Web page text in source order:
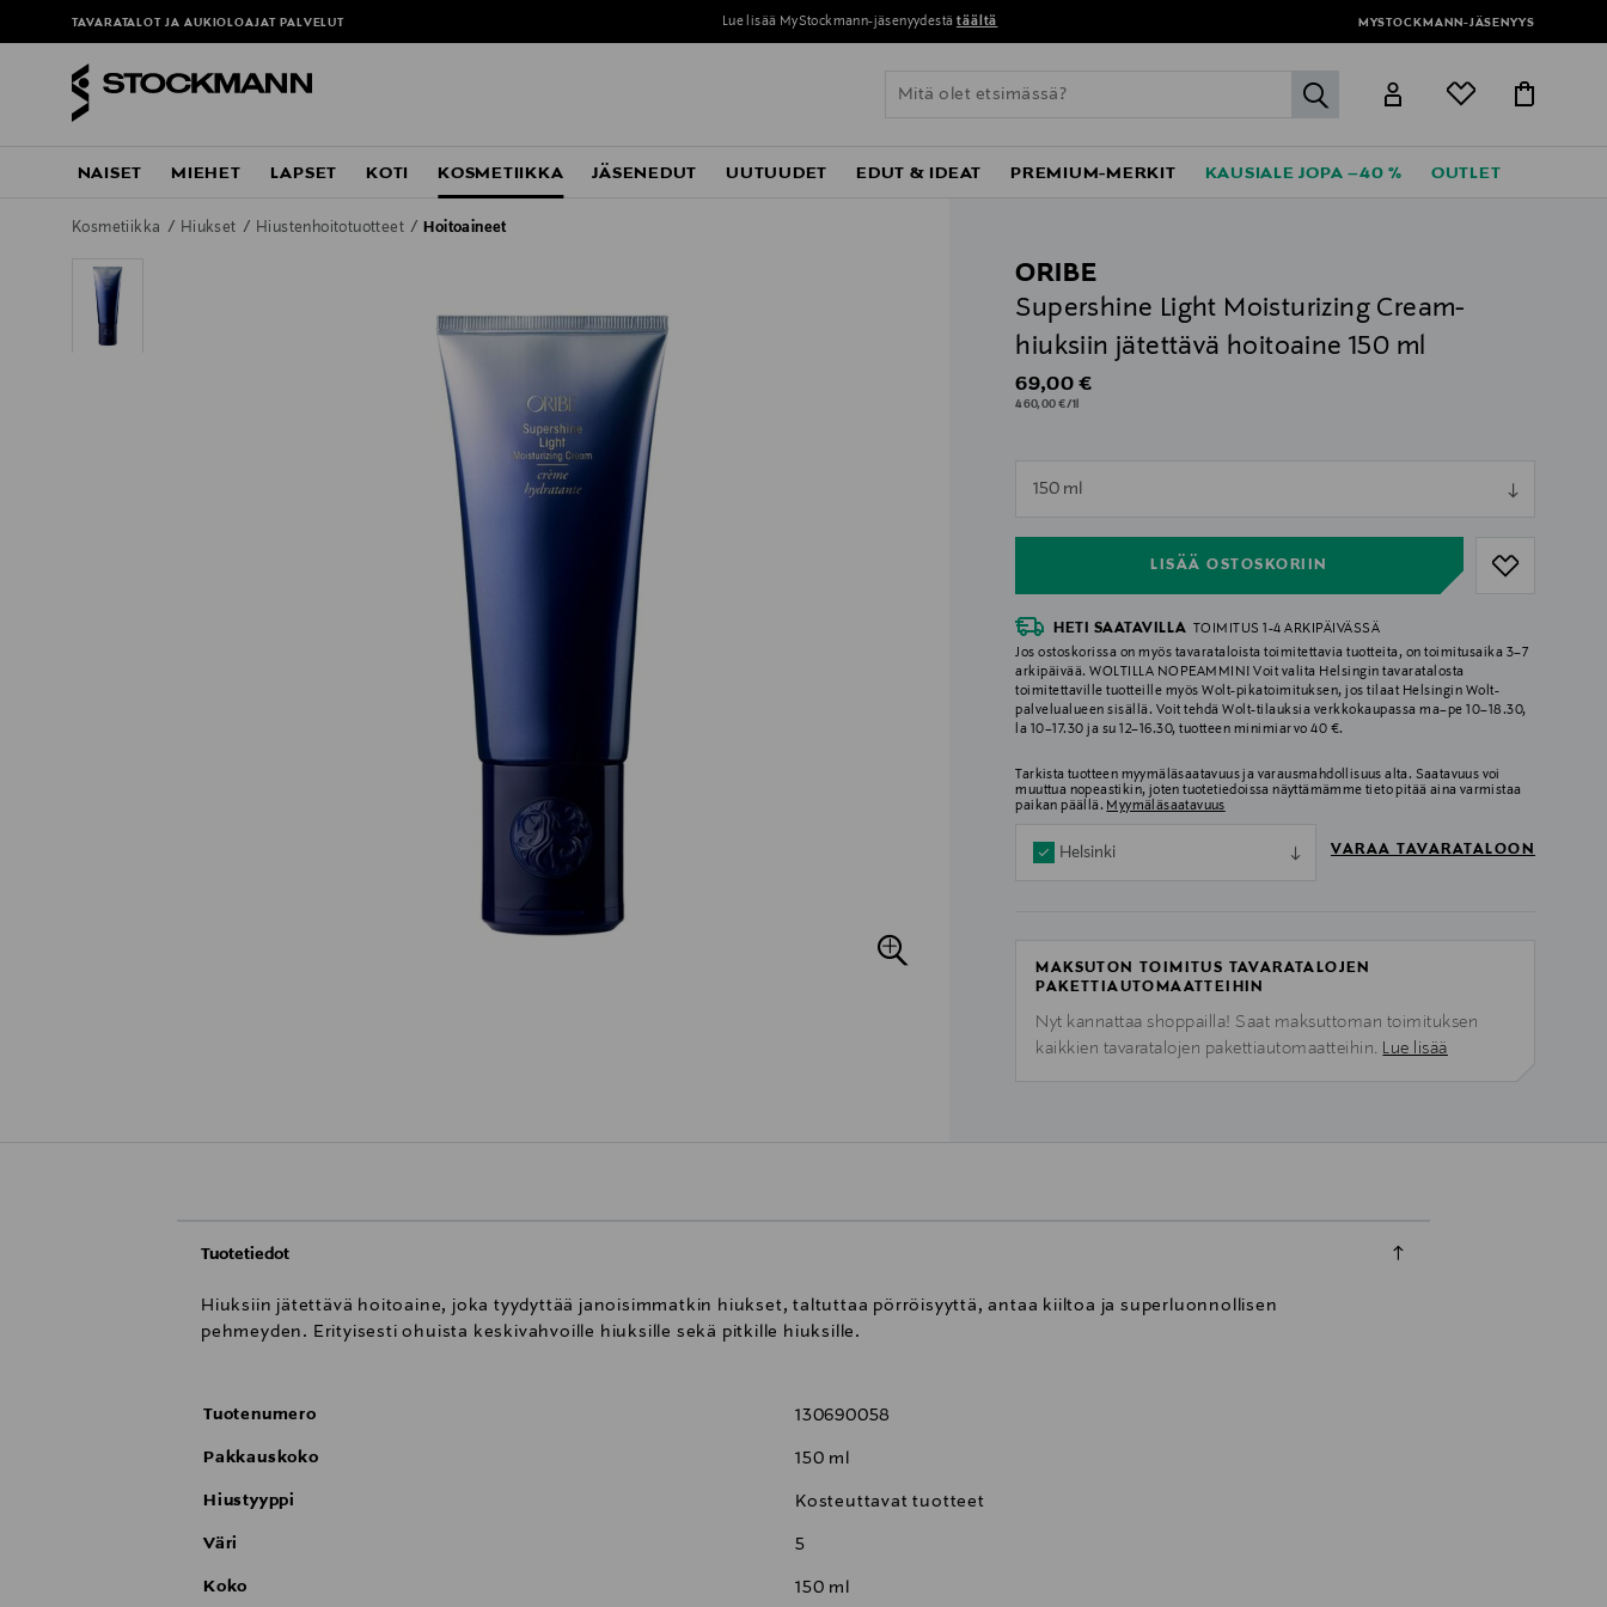
TAVARATALOT JA AUKIOLOAJAT PALVELUT Lue lisää MyStockmann-jäsenyydestä täältä MYSTOCKMANN-JÄSENYYS
label.header.go
NAISET MIEHET LAPSET KOTI KOSMETIIKKA JÄSENEDUT UUTUUDET EDUT & IDEAT PREMIUM-MERKIT KAUSIALE JOPA –40 % OUTLET
Kosmetiikka Hiukset Hiustenhoitotuotteet Hoitoaineet
ORIBE
Supershine Light Moisturizing Cream-
hiuksiin jätettävä hoitoaine 150 ml
Original Price
69,00 €
460,00 €/1l
150 ml
LISÄÄ OSTOSKORIIN
null
HETI SAATAVILLA
TOIMITUS 1-4 ARKIPÄIVÄSSÄ
Jos ostoskorissa on myös tavarataloista toimitettavia tuotteita, on toimitusaika 3–7
arkipäivää. WOLTILLA NOPEAMMIN! Voit valita Helsingin tavaratalosta
toimitettaville tuotteille myös Wolt-pikatoimituksen, jos tilaat Helsingin Wolt-
palvelualueen sisällä. Voit tehdä Wolt-tilauksia verkkokaupassa ma–pe 10–18.30,
la 10–17.30 ja su 12–16.30, tuotteen minimiarvo 40 €.
Tarkista tuotteen myymäläsaatavuus ja varausmahdollisuus alta. Saatavuus voi
muuttua nopeastikin, joten tuotetiedoissa näyttämämme tieto pitää aina varmistaa
paikan päällä. Myymäläsaatavuus
Helsinki VARAA TAVARATALOON
MAKSUTON TOIMITUS TAVARATALOJEN
PAKETTIAUTOMAATTEIHIN
Nyt kannattaa shoppailla! Saat maksuttoman toimituksen
kaikkien tavaratalojen pakettiautomaatteihin. Lue lisää
Tuotetiedot
Hiuksiin jätettävä hoitoaine, joka tyydyttää janoisimmatkin hiukset, taltuttaa pörröisyyttä, antaa kiiltoa ja superluonnollisen
pehmeyden. Erityisesti ohuista keskivahvoille hiuksille sekä pitkille hiuksille.
Tuotenumero 130690058
Pakkauskoko 150 ml
Hiustyyppi Kosteuttavat tuotteet
Väri 5
Koko 150 ml